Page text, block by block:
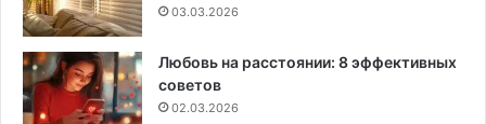
03.03.2026
Любовь на расстоянии: 8 эффективных
советов
02.03.2026